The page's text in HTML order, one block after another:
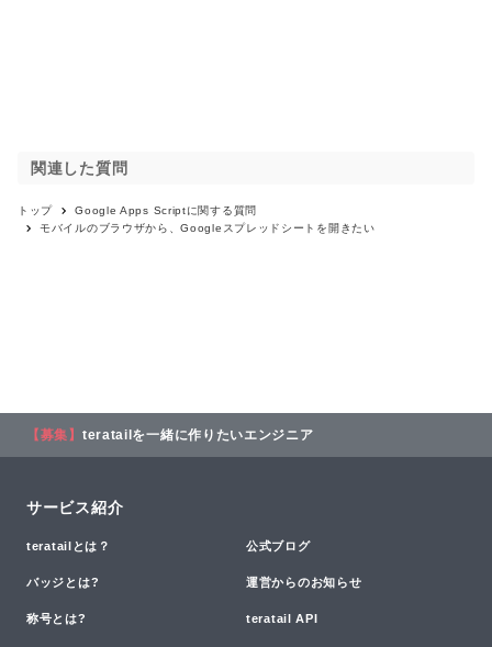
関連した質問
トップ Google Apps Scriptに関する質問
モバイルのブラウザから、Googleスプレッドシートを開きたい
【募集】 teratailを一緒に作りたいエンジニア
サービス紹介
teratailとは？ 公式ブログ
バッジとは? 運営からのお知らせ
称号とは? teratail API